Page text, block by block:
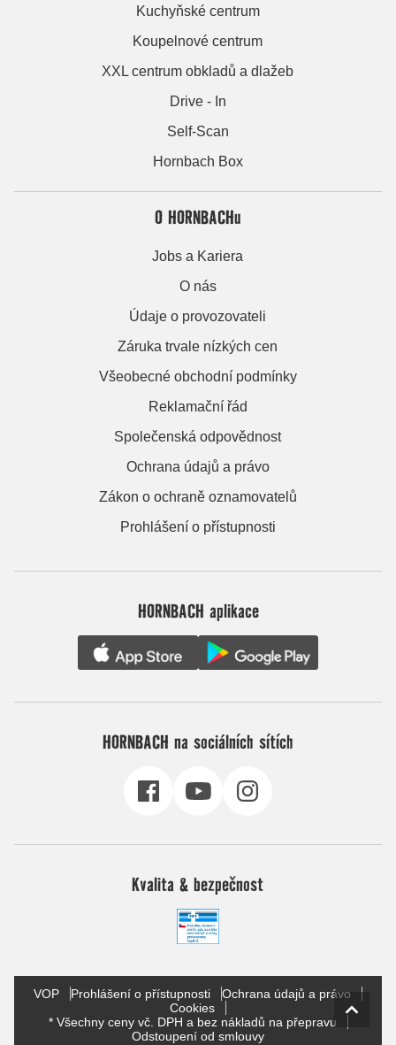
Kuchyňské centrum
Koupelnové centrum
XXL centrum obkladů a dlažeb
Drive - In
Self-Scan
Hornbach Box
O HORNBACHu
Jobs a Kariera
O nás
Údaje o provozovateli
Záruka trvale nízkých cen
Všeobecné obchodní podmínky
Reklamační řád
Společenská odpovědnost
Ochrana údajů a právo
Zákon o ochraně oznamovatelů
Prohlášení o přístupnosti
HORNBACH aplikace
HORNBACH na sociálních sítích
Kvalita & bezpečnost
VOP Prohlášení o přístupnosti
Ochrana údajů a právo
Cookies
* Všechny ceny vč. DPH a bez nákladů na přepravu
Odstoupení od smlouvy